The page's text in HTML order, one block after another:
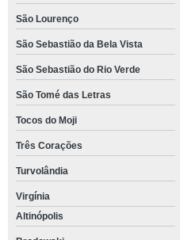
São Lourenço
São Sebastião da Bela Vista
São Sebastião do Rio Verde
São Tomé das Letras
Tocos do Moji
Três Corações
Turvolândia
Virgínia
Altinópolis